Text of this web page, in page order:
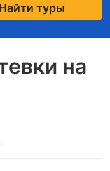
Найти туры
на